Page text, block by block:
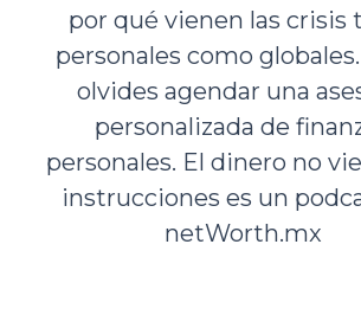
por qué vienen las crisis
personales como
olvides agendar una
personalizada de
personales. El dinero no
instrucciones es un
netWorth.mx